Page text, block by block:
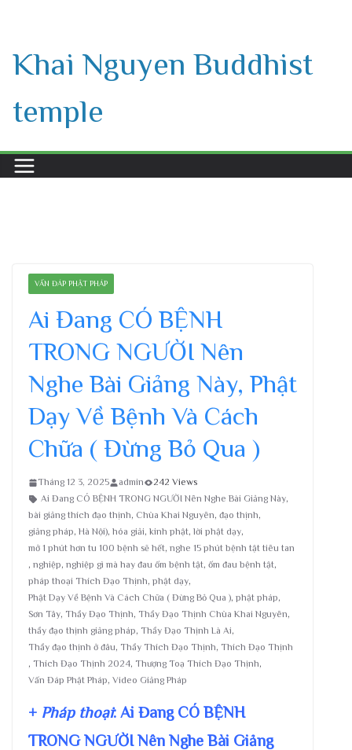
content
Khai Nguyen Buddhist
temple
VẤN ĐÁP PHẬT PHÁP
Ai Đang CÓ BỆNH
TRONG NGƯỜI Nên
Nghe Bài Giảng Này, Phật
Dạy Về Bệnh Và Cách
Chữa ( Đừng Bỏ Qua )
Tháng 12 3, 2025 admin
242 Views
Ai Đang CÓ BỆNH TRONG NGƯỜI Nên Nghe Bài Giảng Này,
bài giảng thích đạo thịnh, Chùa Khai Nguyên, đạo thịnh,
giảng pháp, Hà Nội), hóa giải, kinh phật, lời phật dạy,
mở 1 phút hơn tu 100 bệnh sẽ hết, nghe 15 phút bệnh tật tiêu tan
, nghiệp, nghiệp gì mà hay đau ốm bệnh tật, ốm đau bệnh tật,
pháp thoại Thích Đạo Thịnh, phật dạy,
Phật Dạy Về Bệnh Và Cách Chữa ( Đừng Bỏ Qua ), phật pháp,
Sơn Tây, Thầy Đạo Thịnh, Thầy Đạo Thịnh Chùa Khai Nguyên,
thầy đạo thịnh giảng pháp, Thầy Đạo Thịnh Là Ai,
Thầy đạo thịnh ở đâu, Thầy Thích Đạo Thịnh, Thích Đạo Thịnh
, Thích Đạo Thịnh 2024, Thượng Toạ Thích Đạo Thịnh,
Vấn Đáp Phật Pháp, Video Giảng Pháp
+ Pháp thoại: Ai Đang CÓ BỆNH
TRONG NGƯỜI Nên Nghe Bài Giảng